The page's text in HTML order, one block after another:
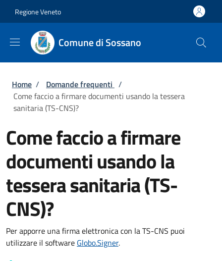
Regione Veneto
Comune di Sossano
Briciole di pane
Home / Domande frequenti /
Come faccio a firmare documenti usando la tessera
sanitaria (TS-CNS)?
Come faccio a firmare
documenti usando la
tessera sanitaria (TS-
CNS)?
Per apporre una firma elettronica con la TS-CNS puoi
utilizzare il software Globo.Signer.